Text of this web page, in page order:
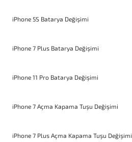
iPhone 5S Batarya Değişimi
iPhone 7 Plus Batarya Değişimi
iPhone 11 Pro Batarya Değişimi
iPhone 7 Açma Kapama Tuşu Değişimi
iPhone 7 Plus Açma Kapama Tuşu Değişimi